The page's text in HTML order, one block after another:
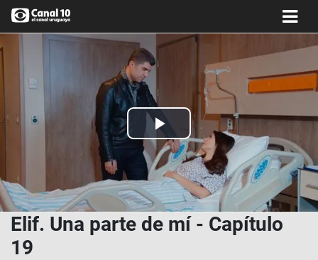
Play
Video
Elif. Una parte de mí - Capítulo
19